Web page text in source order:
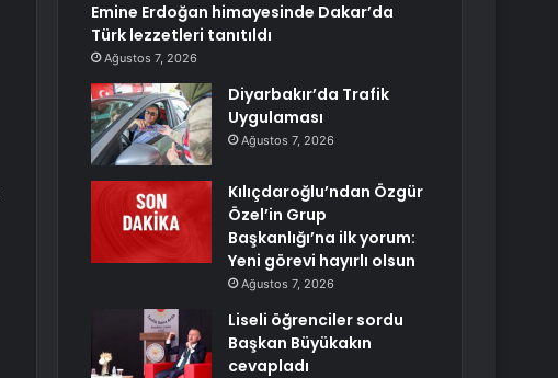
Emine Erdoğan himayesinde Dakar’da
Türk lezzetleri tanıtıldı
Ağustos 7, 2026
Diyarbakır’da Trafik
Uygulaması
Ağustos 7, 2026
Kılıçdaroğlu’ndan Özgür
Özel’in Grup
Başkanlığı’na ilk yorum:
Yeni görevi hayırlı olsun
Ağustos 7, 2026
Liseli öğrenciler sordu
Başkan Büyükakın
cevapladı